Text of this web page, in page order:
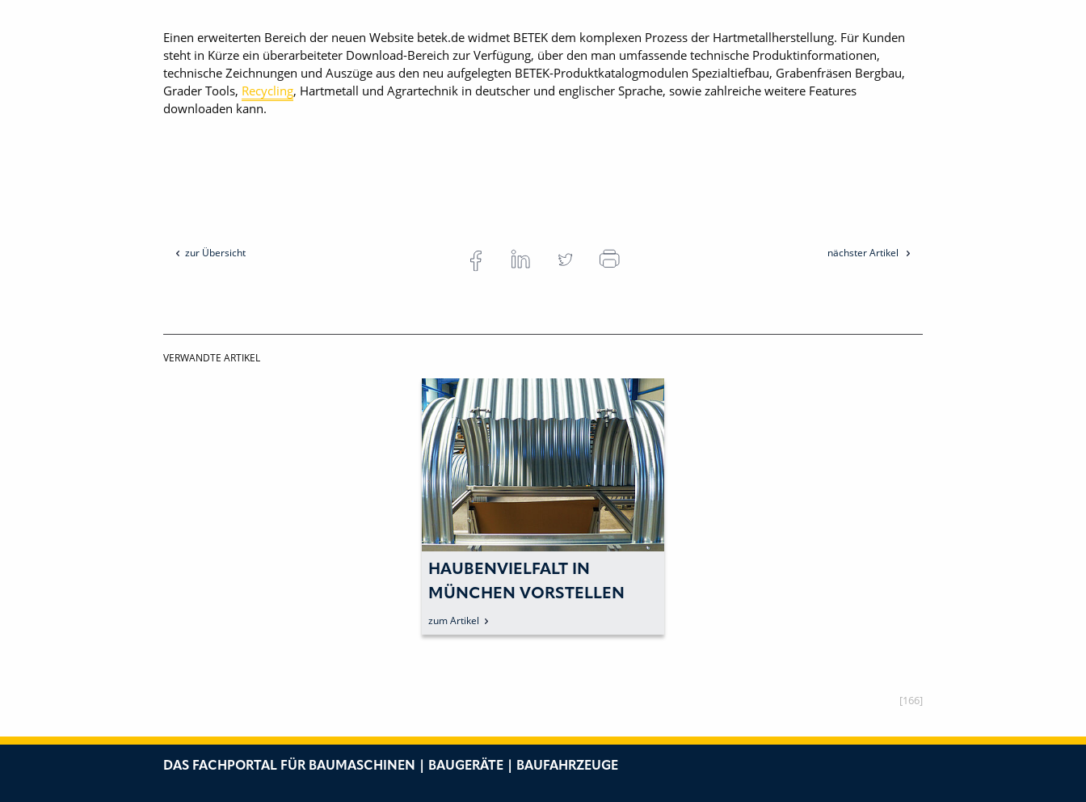
Einen erweiterten Bereich der neuen Website betek.de widmet BETEK dem ­komplexen Prozess der Hartmetallherstellung. Für Kunden
steht in Kürze ein über­arbeiteter Down­load-Bereich zur Verfügung, über den man umfassende tech­nische Produktinformationen,
technische Zeichnungen und Auszüge aus den neu aufgelegten BETEK-Produktkatalogmodulen Spezialtiefbau, Grabenfräsen Bergbau,
Grader Tools, Recycling, Hartmetall und Agrartechnik in deutscher und englischer Sprache, sowie zahlreiche weitere Features
downloaden kann.
zur Übersicht nächster Artikel
VERWANDTE ARTIKEL
HAUBENVIELFALT IN
MÜNCHEN VORSTELLEN
zum Artikel
[166]
DAS FACHPORTAL FÜR BAUMASCHINEN | BAUGERÄTE | BAUFAHRZEUGE